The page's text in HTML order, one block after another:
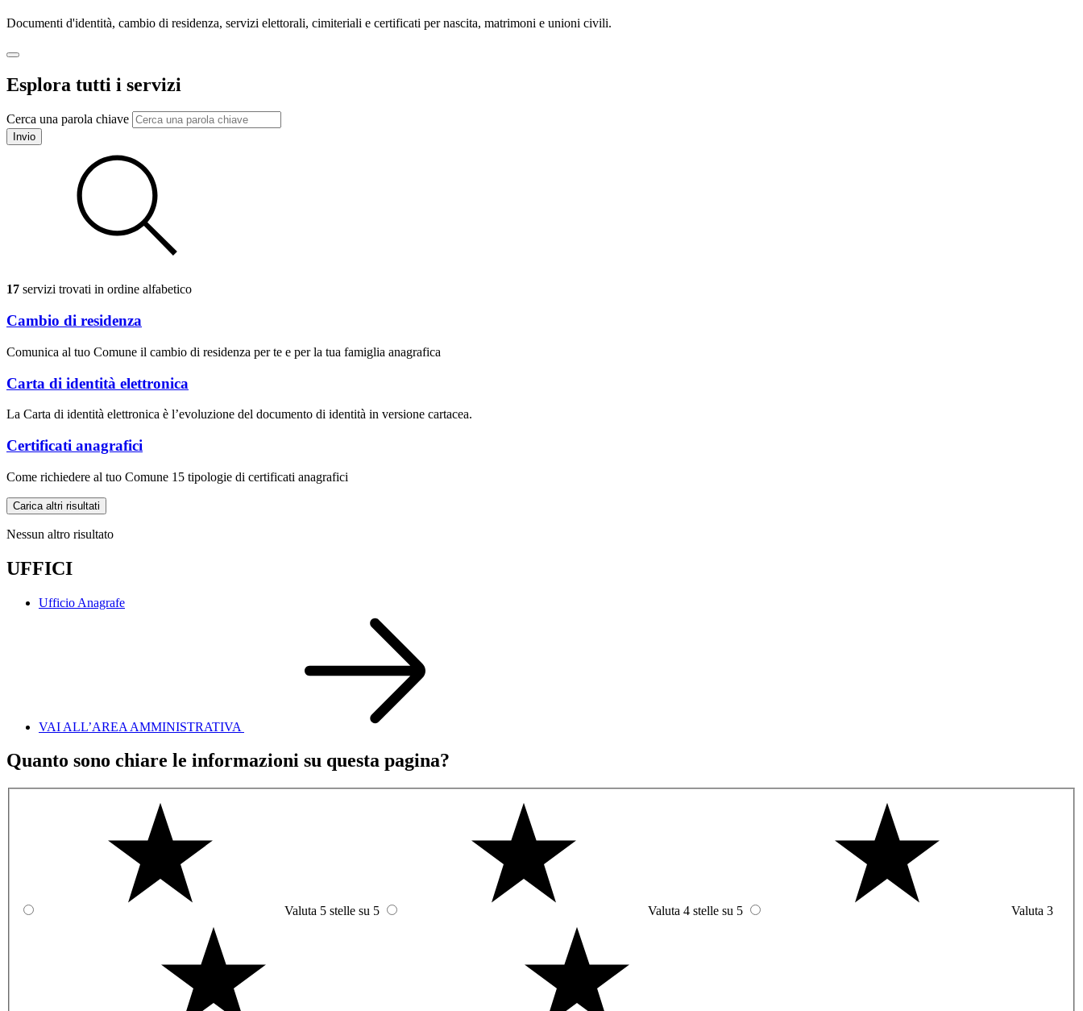
Documenti d'identità, cambio di residenza, servizi elettorali, cimiteriali e certificati per nascita, matrimoni e unioni civili.
Esplora tutti i servizi
Cerca una parola chiave
Invio
17 servizi trovati in ordine alfabetico
Cambio di residenza
Comunica al tuo Comune il cambio di residenza per te e per la tua famiglia anagrafica
Carta di identità elettronica
La Carta di identità elettronica è l’evoluzione del documento di identità in versione cartacea.
Certificati anagrafici
Come richiedere al tuo Comune 15 tipologie di certificati anagrafici
Carica altri risultati
Nessun altro risultato
UFFICI
Ufficio Anagrafe
VAI ALL’AREA AMMINISTRATIVA
Quanto sono chiare le informazioni su questa pagina?
Valuta 5 stelle su 5 Valuta 4 stelle su 5 Valuta 3